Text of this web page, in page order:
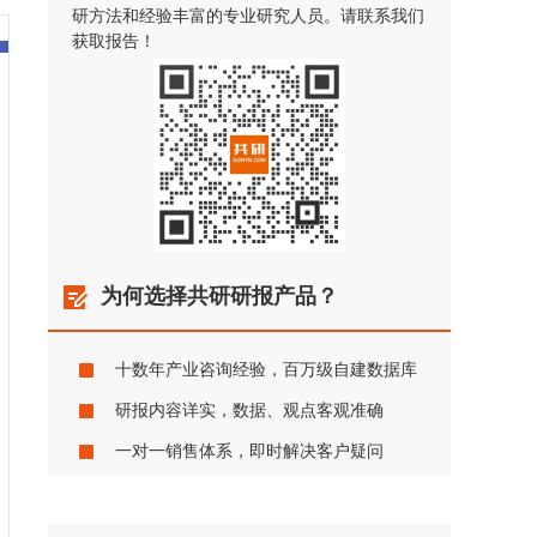
研方法和经验丰富的专业研究人员。请联系我们
获取报告！
为何选择共研研报产品？
十数年产业咨询经验，百万级自建数据库
研报内容详实，数据、观点客观准确
一对一销售体系，即时解决客户疑问